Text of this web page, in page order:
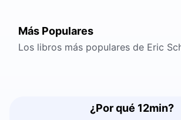
Más Populares
Los libros más populares de Eric
¿Por qué 12min?